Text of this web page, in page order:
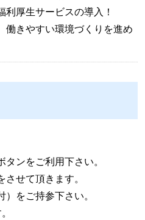
厚生サービスの導入！
働きやすい環境づくりを進め
ンをご利用下さい。
せて頂きます。
をご持参下さい。